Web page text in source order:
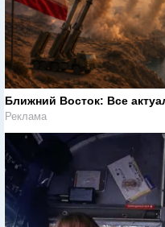
Ближний Восток: Все
Реклама